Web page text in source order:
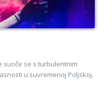
suoče se s turbulentnim
u suvremenoj Poljskoj.